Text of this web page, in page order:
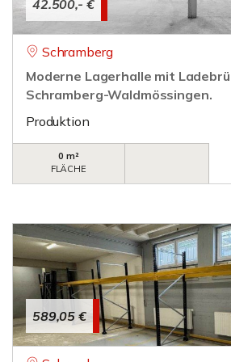
42.500,- €
Schramberg
Moderne Lagerhalle mit
Schramberg-Waldmössingen.
Produktion
0 m²
FLÄCHE
589,05 €